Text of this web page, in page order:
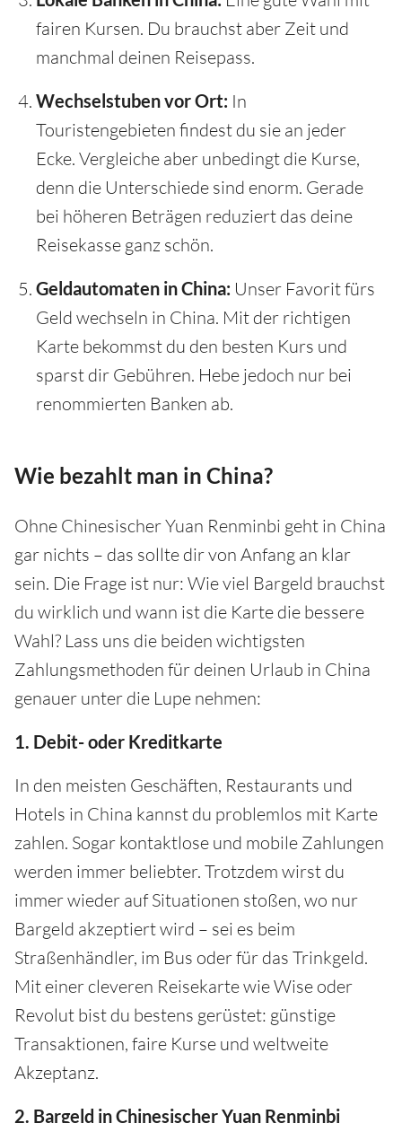
fairen Kursen. Du brauchst aber Zeit und
manchmal deinen Reisepass.
Wechselstuben vor Ort: In
Touristengebieten findest du sie an jeder
Ecke. Vergleiche aber unbedingt die Kurse,
denn die Unterschiede sind enorm. Gerade
bei höheren Beträgen reduziert das deine
Reisekasse ganz schön.
Geldautomaten in China: Unser Favorit fürs
Geld wechseln in China. Mit der richtigen
Karte bekommst du den besten Kurs und
sparst dir Gebühren. Hebe jedoch nur bei
renommierten Banken ab.
Wie bezahlt man in China?
Ohne Chinesischer Yuan Renminbi geht in China
gar nichts – das sollte dir von Anfang an klar
sein. Die Frage ist nur: Wie viel Bargeld brauchst
du wirklich und wann ist die Karte die bessere
Wahl? Lass uns die beiden wichtigsten
Zahlungsmethoden für deinen Urlaub in China
genauer unter die Lupe nehmen:
1. Debit- oder Kreditkarte
In den meisten Geschäften, Restaurants und
Hotels in China kannst du problemlos mit Karte
zahlen. Sogar kontaktlose und mobile Zahlungen
werden immer beliebter. Trotzdem wirst du
immer wieder auf Situationen stoßen, wo nur
Bargeld akzeptiert wird – sei es beim
Straßenhändler, im Bus oder für das Trinkgeld.
Mit einer cleveren Reisekarte wie Wise oder
Revolut bist du bestens gerüstet: günstige
Transaktionen, faire Kurse und weltweite
Akzeptanz.
2. Bargeld in Chinesischer Yuan Renminbi